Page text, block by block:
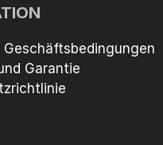
Geschäftsbedingungen
Garantie